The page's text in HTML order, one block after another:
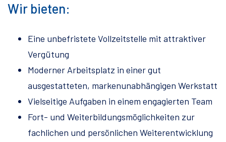
Wir bieten:
Eine unbefristete Vollzeitstelle mit attraktiver
Vergütung
Moderner Arbeitsplatz in einer gut
ausgestatteten, markenunabhängigen Werkstatt
Vielseitige Aufgaben in einem engagierten Team
Fort- und Weiterbildungsmöglichkeiten zur
fachlichen und persönlichen Weiterentwicklung